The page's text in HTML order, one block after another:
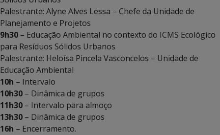
Palestrante: Alyne Alves Lessa – Chefe da Unidade de
Planejamento e Projetos
9h30 – Educação Ambiental no contexto do ICMS Ecológico
para Resíduos Sólidos Urbanos
Palestrante: Heloísa Pincela Vasconcelos – Unidade de
Educação Ambiental
10h – Intervalo
10h30 – Dinâmica de grupos
11h30 – Intervalo para almoço
13h30 – Dinâmica de grupos
16h – Encerramento.